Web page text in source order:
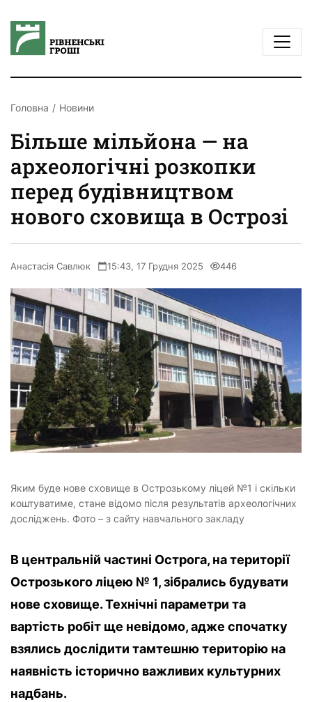
Головна Новини
Більше мільйона — на
археологічні розкопки
перед будівництвом
нового сховища в Острозі
Анастасія Савлюк 15:43, 17 Грудня 2025 446
Яким буде нове сховище в Острозькому ліцей №1 і скільки
коштуватиме, стане відомо після результатів археологічних
досліджень. Фото – з сайту навчального закладу
В центральній частині Острога, на території
Острозького ліцею № 1,зібрались будувати
нове сховище. Технічні параметри та
вартість робіт ще невідомо, адже спочатку
взялись дослідити тамтешню територію на
наявність історично важливих культурних
надбань.